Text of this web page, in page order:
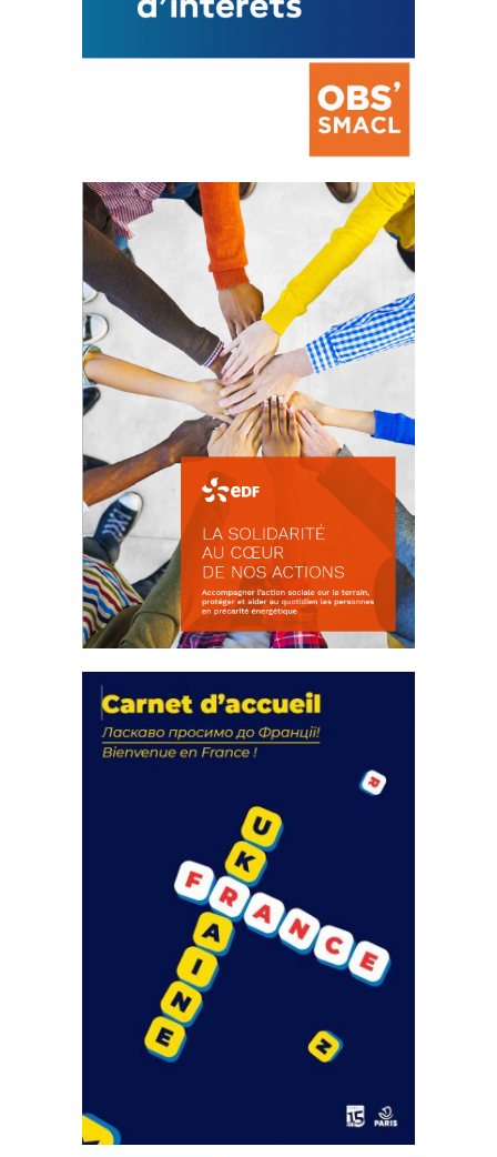
La prévention des conflits
d’intérêts
18 septembre 2023
FEUILLETER
actions
18 septembre 2023
FEUILLETER